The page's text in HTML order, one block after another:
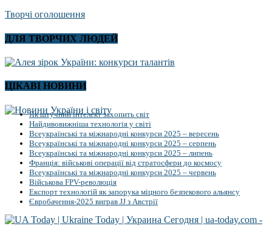
Творчі оголошення
ДЛЯ ТВОРЧИХ ЛЮДЕЙ
ЦІКАВІ НОВИНИ
Як штучний інтелект захопить світ
Найдивовижніша технологія у світі
Всеукраїнські та міжнародні конкурси 2025 – вересень
Всеукраїнські та міжнародні конкурси 2025 – серпень
Всеукраїнські та міжнародні конкурси 2025 – липень
Франція: військові операції від стратосфери до космосу
Всеукраїнські та міжнародні конкурси 2025 – червень
Військова FPV-революція
Експорт технологій як запорука міцного безпекового альянсу
Євробачення-2025 виграв JJ з Австрії